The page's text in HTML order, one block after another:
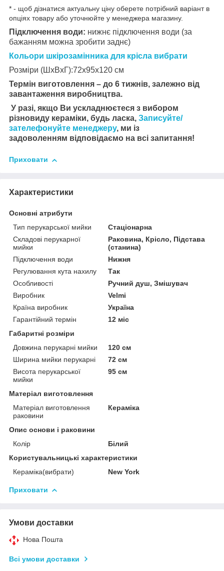
* - щоб дізнатися актуальну ціну оберете потрібний варіант в
опціях товару або уточнюйте у менеджера магазину.
Підключення води: нижнє підключення води (за
бажанням можна зробити заднє)
Кольори шкірозамінника для крісла вибрати
Розміри (ШхВхГ):72х95х120 см
Термін виготовлення – до 6 тижнів, залежно від
завантаження виробництва.
У разі, якщо Ви ускладнюєтеся з вибором
різновиду кераміки, будь ласка, Записуйте/
зателефонуйте менеджеру, ми із
задоволенням відповідаємо на всі запитання!
Приховати
Характеристики
Основні атрибути
Тип перукарської мийки
Стаціонарна
Складові перукарної
мийки
Раковина, Крісло, Підстава
(станина)
Підключення води
Нижня
Регулювання кута нахилу
Так
Особливості
Ручний душ, Змішувач
Виробник
Velmi
Країна виробник
Україна
Гарантійний термін
12 міс
Габаритні розміри
Довжина перукарні мийки
120 см
Ширина мийки перукарні
72 см
Висота перукарської
мийки
95 см
Матеріал виготовлення
Матеріал виготовлення
раковини
Кераміка
Опис основи і раковини
Колір
Білий
Користувальницькі характеристики
Кераміка(вибрати)
New York
Приховати
Умови доставки
Нова Пошта
Всі умови доставки